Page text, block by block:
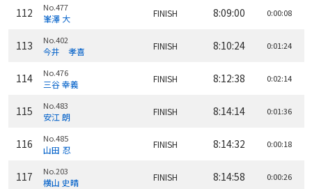
112 No.477
峯澤 大 FINISH 8:09:00 0:00:08
113 No.402
今井 孝喜 FINISH 8:10:24 0:01:24
114 No.476
三谷 幸義 FINISH 8:12:38 0:02:14
115 No.483
安江 朗 FINISH 8:14:14 0:01:36
116 No.485
山田 忍 FINISH 8:14:32 0:00:18
117 No.203
横山 史晴 FINISH 8:14:58 0:00:26